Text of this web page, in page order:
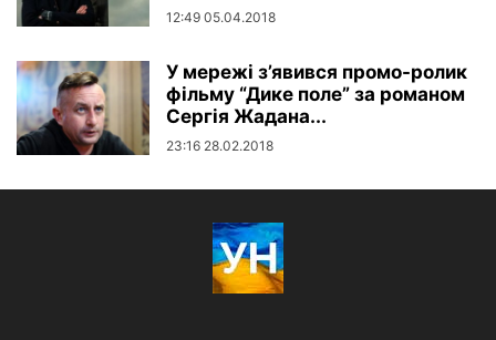
12:49 05.04.2018
У мережі з’явився промо-ролик
фільму “Дике поле” за романом
Сергія Жадана...
23:16 28.02.2018